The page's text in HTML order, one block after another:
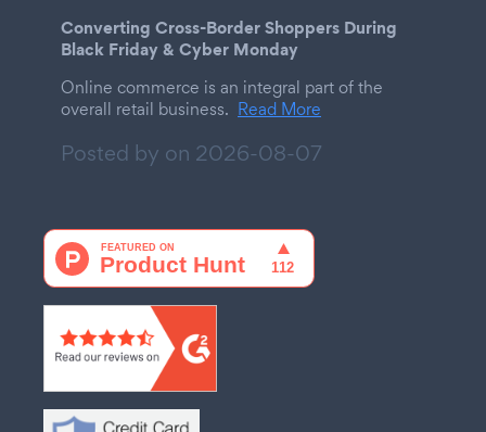
Converting Cross-Border Shoppers During
Black Friday & Cyber Monday
Online commerce is an integral part of the
overall retail business. Read More
Posted by on 2026-08-07